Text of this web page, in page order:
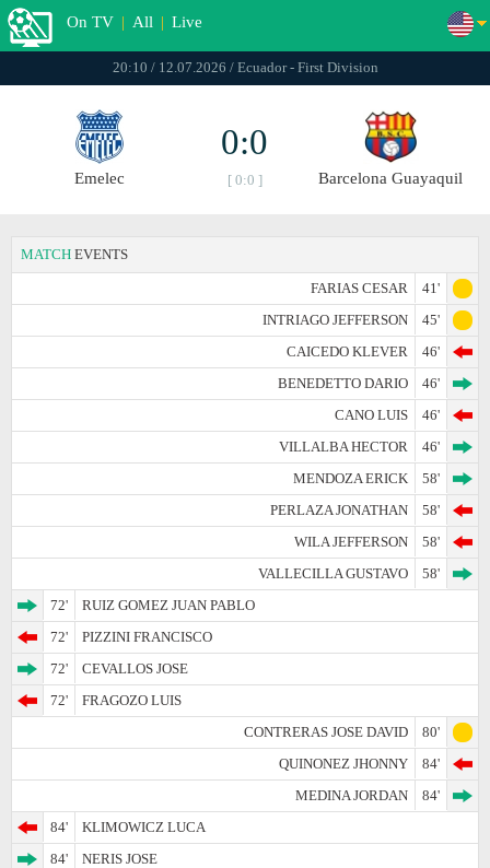
On TV | All | Live
20:10 / 12.07.2026 / Ecuador - First Division
Emelec
0:0
[ 0:0 ] Barcelona Guayaquil
MATCH EVENTS
FARIAS CESAR
41'
INTRIAGO JEFFERSON
45'
CAICEDO KLEVER
46'
BENEDETTO DARIO
46'
CANO LUIS
46'
VILLALBA HECTOR
46'
MENDOZA ERICK
58'
PERLAZA JONATHAN
58'
WILA JEFFERSON
58'
VALLECILLA GUSTAVO
58'
72'
RUIZ GOMEZ JUAN PABLO
72'
PIZZINI FRANCISCO
72'
CEVALLOS JOSE
72'
FRAGOZO LUIS
CONTRERAS JOSE DAVID
80'
QUINONEZ JHONNY
84'
MEDINA JORDAN
84'
84'
KLIMOWICZ LUCA
84'
NERIS JOSE